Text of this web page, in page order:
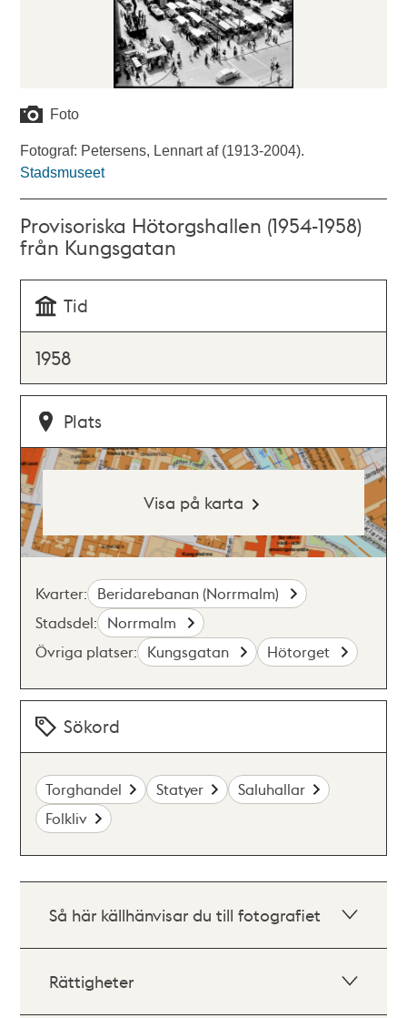
Foto
Fotograf: Petersens, Lennart af (1913-2004).
Stadsmuseet
Provisoriska Hötorgshallen (1954-1958)
från Kungsgatan
Tid
1958
Plats
Visa på karta
Kvarter: Beridarebanan (Norrmalm)
Stadsdel: Norrmalm
Övriga platser: Kungsgatan Hötorget
Sökord
Torghandel Statyer
Saluhallar
Folkliv
Så här källhänvisar du till fotografiet
Rättigheter